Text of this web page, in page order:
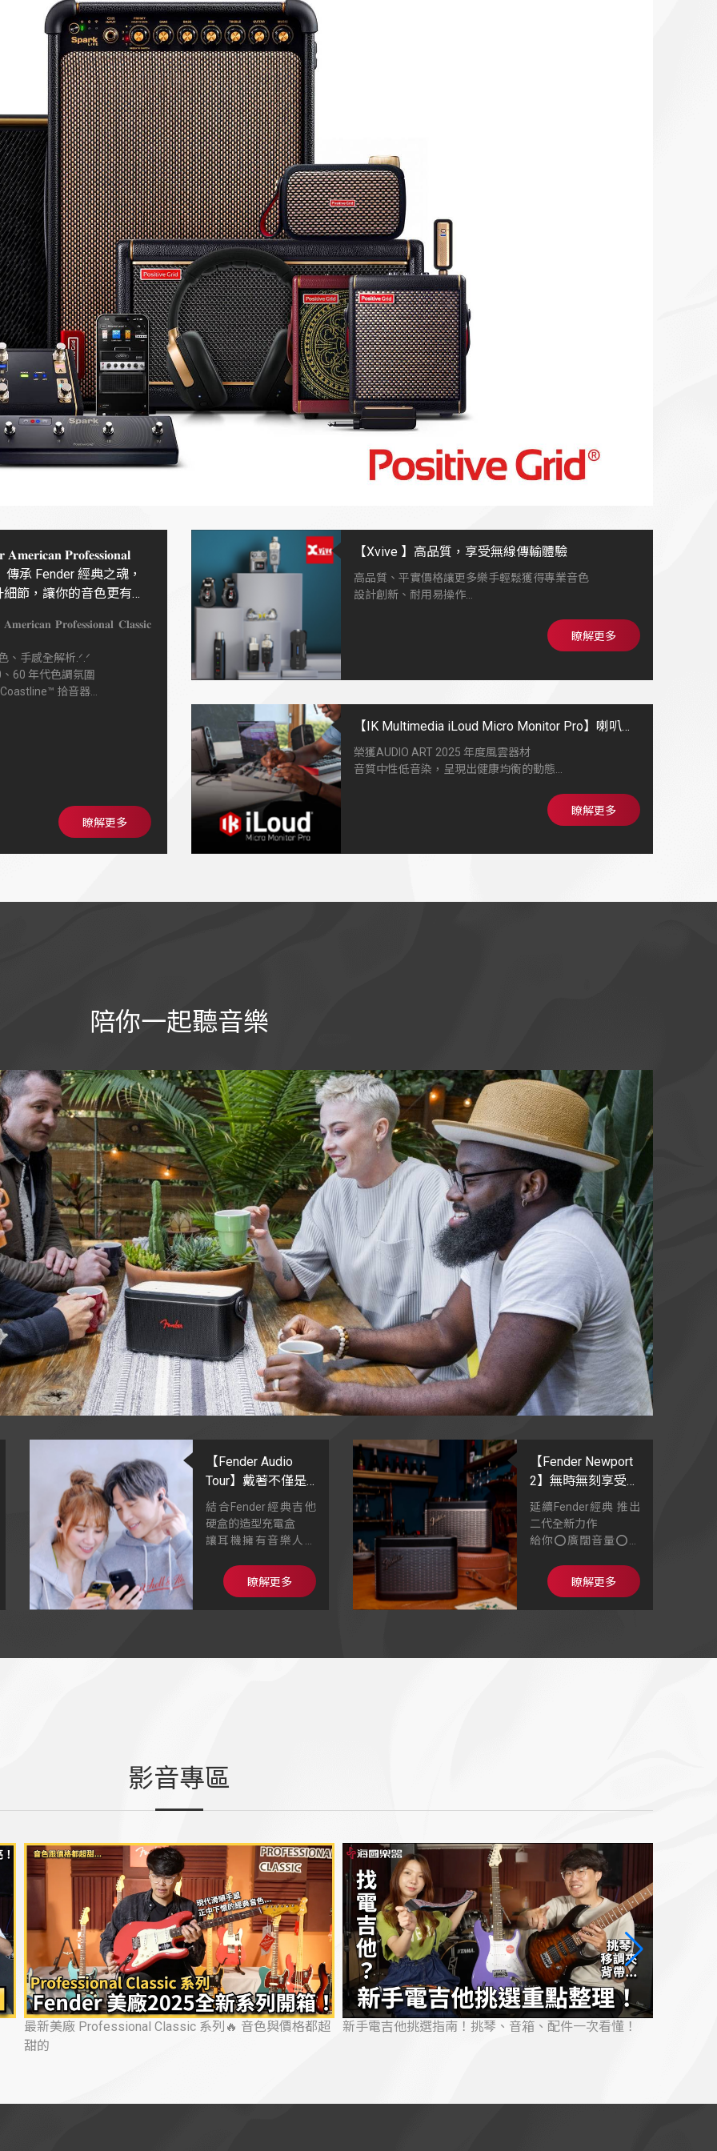
𝐀𝐦𝐞𝐫𝐢𝐜𝐚𝐧 𝐏𝐫𝐨𝐟𝐞𝐬𝐬𝐢𝐨𝐧𝐚𝐥
傳承 Fender 經典之魂，
節，讓你的音色更有深
𝐏𝐫𝐨𝐟𝐞𝐬𝐬𝐢𝐨𝐧𝐚𝐥 𝐂𝐥𝐚𝐬𝐬𝐢𝐜
、手感全解析.ᐟ.ᐟ
60 年代色調氛圍
拾音器
瞭解更多
【Xvive 】高品質，享受無線傳輸體驗
高品質、平實價格讓更多樂手輕鬆獲得專業音色
設計創新、耐用易操作
瞭解更多
【IK Multimedia iLoud Micro Monitor Pro】喇叭外
型精巧隨處都可建構個人專業錄音室
榮獲AUDIO ART 2025 年度風雲器材
音質中性低音染，呈現出健康均衡的動態
自帶空間校正功能，不用兩分鐘即可完成校正，相當實用
瞭解更多
陪你一起聽音樂
【Fender Audio
Tour】戴著不僅是
聽音樂，也是一種
潮流搭配
結合Fender經典吉他
硬盒的造型充電盒
讓耳機擁有音樂人的
細膩真實的聲音，身
歷其境的感受
瞭解更多
【Fender Newport
2】無時無刻享受音
樂
延續Fender經典 推出
二代全新力作
給你⭕廣闊音量⭕單
屬網格
輕量級1.45kg，輕巧
機身音樂帶著走
瞭解更多
影音專區
價格都超 新手電吉他挑選指南！挑琴、音箱、配件一次看懂！ 頂級空間系效果器！Delay +Reverb 一顆搞定！